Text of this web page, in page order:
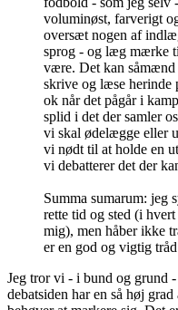
voluminøst, farverigt
oversæt nogen af
sprog - og læg mærke
være. Det kan såmænd
skrive og læse herinde
ok når det pågår i
splid i det der samler
vi skal ødelægge eller
vi nødt til at holde en
vi debatterer det der
Summa sumarum: jeg
rette tid og sted (i
mig), men håber ikke
er en god og vigtig tråd
Jeg tror vi - i bund og grund
debatsiden har en så høj